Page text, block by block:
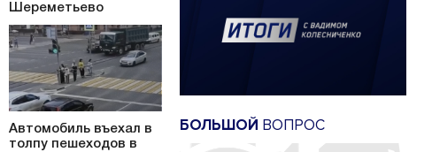
Шереметьево
Автомобиль въехал в
толпу пешеходов в
БОЛЬШОЙ ВОПРОС